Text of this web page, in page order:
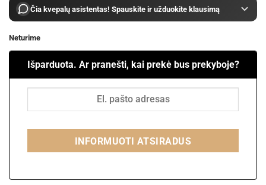
Čia kvepalų asistentas! Spauskite ir užduokite klausimą
Neturime
Išparduota. Ar pranešti, kai prekė bus prekyboje?
INFORMUOTI ATSIRADUS